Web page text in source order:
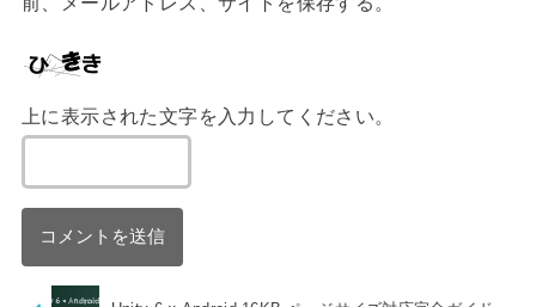
上に表示された文字を入力してください。